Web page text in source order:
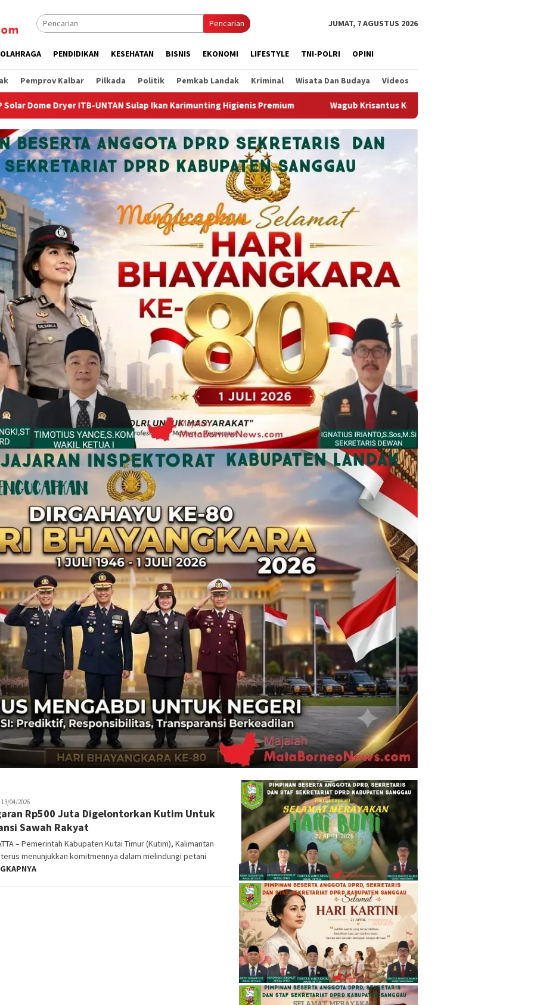
Pencarian JUMAT, 7 AGUSTUS 2026
OLAHRAGA PENDIDIKAN KESEHATAN BISNIS EKONOMI LIFESTYLE TNI-POLRI OPINI
Pemprov Kalbar Pilkada Politik Pemkab Landak Kriminal Wisata Dan Budaya Videos
Ikan Karimunting Higienis Premium Wagub Krisantus Kedatangan Kepala Staf Kepresidenan, Tegaskan Komitmen
Yakop
13/04/2026
Rp500 Juta Digelontorkan Kutim Untuk
Sawah Rakyat
– Pemerintah Kabupaten Kutai Timur (Kutim), Kalimantan
menunjukkan komitmennya dalam melindungi petani